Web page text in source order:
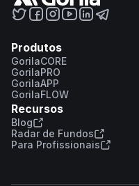
Produtos
GorilaCORE
GorilaPRO
GorilaAPP
GorilaFLOW
Recursos
Blog
Radar de Fundos
Para Profissionais